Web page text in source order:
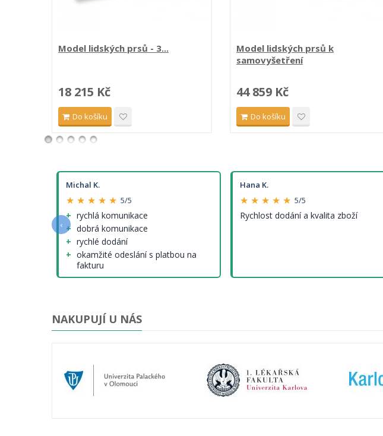
Model lidských prsů - 3...
18 215 Kč
Do košíku
Model lidských prsů k
samovyšetření
44 859 Kč
Do košíku
Michal K.
★ ★ ★ ★ ★ 5/5
rychlá komunikace
dobrá komunikace
rychlé dodání
okamžité odeslání s platbou na
fakturu
nenalezl jsem (tedy krom cen
Hana K.
★ ★ ★ ★ ★ 5/5
Rychlost dodání a kvalita zboží
‹
NAKUPUJÍ U NÁS